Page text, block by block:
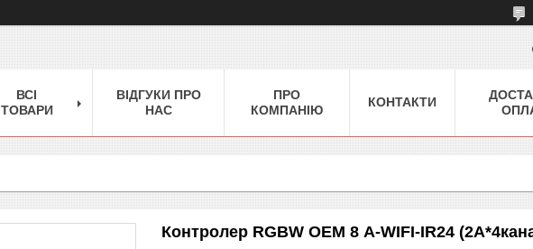
ВСІ
ТОВАРИ
ВІДГУКИ ПРО
НАС
ПРО
КОМПАНІЮ
КОНТАКТИ
Контролер RGBW OEM 8 А-WIFI-IR24